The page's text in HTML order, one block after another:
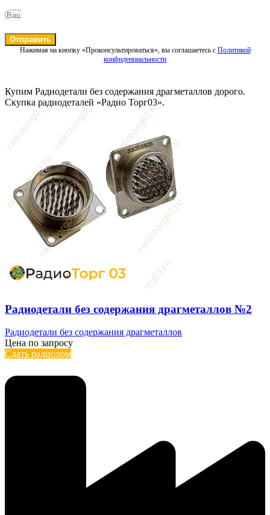
Отправить
Нажимая на кнопку «Проконсультироваться», вы соглашаетесь с Политикой
конфиденциальности
Купим Радиодетали без содержания драгметаллов дорого.
Скупка радиодеталей «Радио Торг03».
Радиодетали без содержания драгметаллов №2
Радиодетали без содержания драгметаллов
Цена по запросу
Сдать радиолом